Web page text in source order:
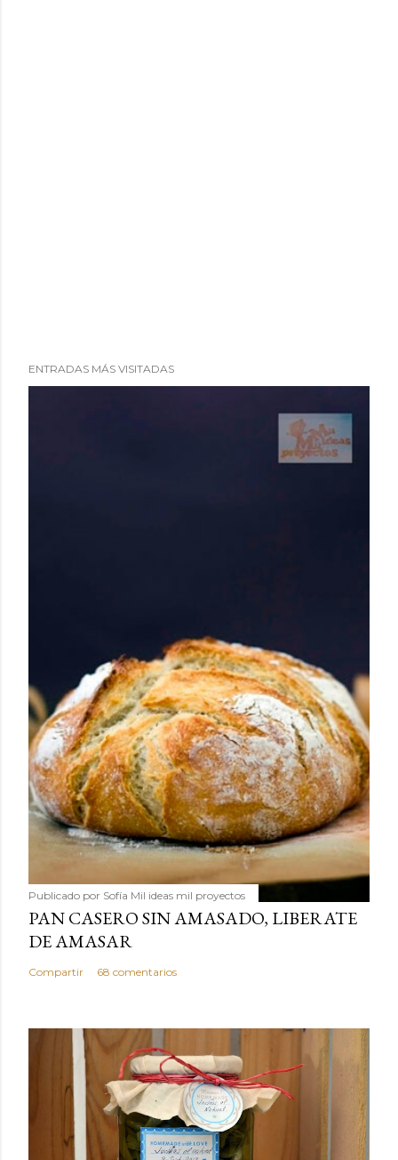
ENTRADAS MÁS VISITADAS
Publicado por Sofía Mil ideas mil proyectos
PAN CASERO SIN AMASADO, LIBERATE
DE AMASAR
Compartir 68 comentarios